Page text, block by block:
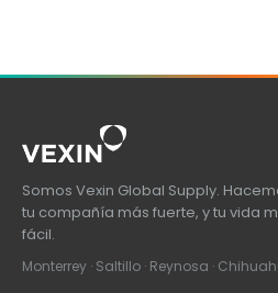
Somos Vexin Global Supply.
tu compañía más fuerte, y tu vida
fácil.
Monterrey · Saltillo · Reynosa ·